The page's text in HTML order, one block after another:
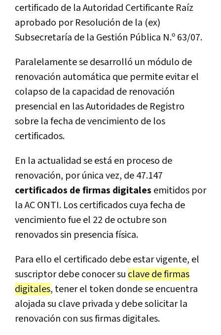
certificado de la Autoridad Certificante Raíz
aprobado por Resolución de la (ex)
Subsecretaría de la Gestión Pública N.º 63/07.
Paralelamente se desarrolló un módulo de
renovación automática que permite evitar el
colapso de la capacidad de renovación
presencial en las Autoridades de Registro
sobre la fecha de vencimiento de los
certificados.
En la actualidad se está en proceso de
renovación, por única vez, de 47.147
certificados de firmas digitales emitidos por
la AC ONTI. Los certificados cuya fecha de
vencimiento fue el 22 de octubre son
renovados sin presencia física.
Para ello el certificado debe estar vigente, el
suscriptor debe conocer su clave de firmas
digitales, tener el token donde se encuentra
alojada su clave privada y debe solicitar la
renovación con sus firmas digitales.